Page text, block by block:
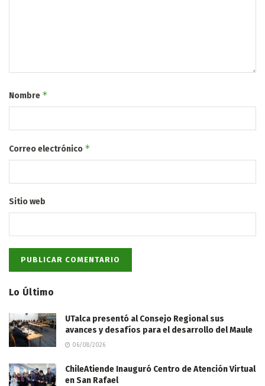
Nombre *
Correo electrónico *
Sitio web
Lo Último
UTalca presentó al Consejo Regional sus
avances y desafíos para el desarrollo del Maule
06/08/2026
ChileAtiende Inauguró Centro de Atención Virtual
en San Rafael